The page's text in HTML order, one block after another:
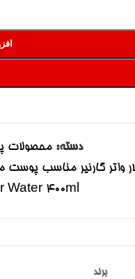
دسته: محصولات
Water 400ml
برند